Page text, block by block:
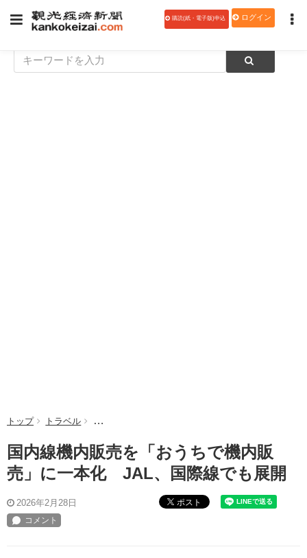
購読(紙・電子版)申込 ログイン
トップ トラベル 国内線機内販売を「おうちで機内販売」に一本化
国内線機内販売を「おうちで機内販
売」に一本化 JAL、国際線でも展開
2026年2月28日 ポスト